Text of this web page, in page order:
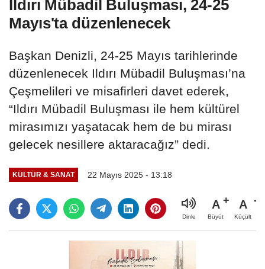
Ildırı Mübadil Buluşması, 24-25
Mayıs'ta düzenlenecek
Başkan Denizli, 24-25 Mayıs tarihlerinde
düzenlenecek Ildırı Mübadil Buluşması’na
Çeşmelileri ve misafirleri davet ederek,
“Ildırı Mübadil Buluşması ile hem kültürel
mirasımızı yaşatacak hem de bu mirası
gelecek nesillere aktaracağız” dedi.
KÜLTÜR & SANAT 22 Mayıs 2025 - 13:18
Dinle
A
Büyüt
A
Küçült